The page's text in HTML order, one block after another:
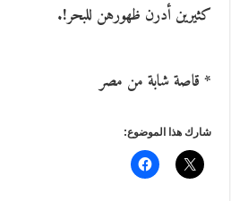
كثيرين أدرن ظهورهن للبحر!.
* قاصة شابة من مصر
شارك هذا الموضوع: